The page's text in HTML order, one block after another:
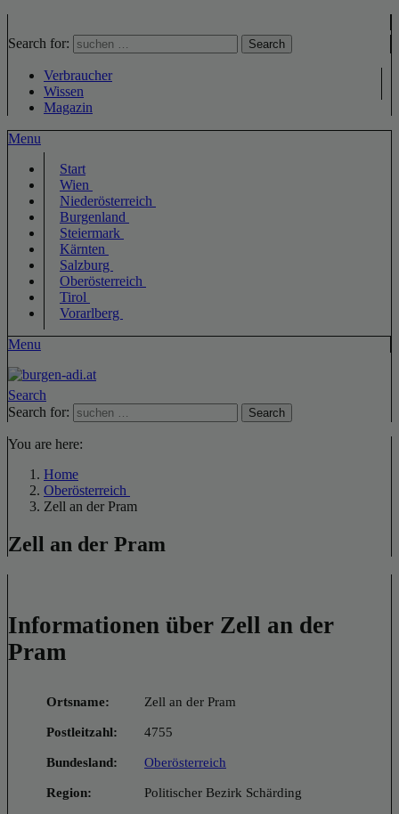
Search for: Search
Verbraucher
Wissen
Magazin
Menu
Start
Wien
Niederösterreich
Burgenland
Steiermark
Kärnten
Salzburg
Oberösterreich
Tirol
Vorarlberg
Menu
Search
Search for:
Search
You are here:
Home
Oberösterreich
Zell an der Pram
Zell an der Pram
Informationen über Zell an der
Pram
Ortsname: Zell an der Pram
Postleitzahl: 4755
Bundesland: Oberösterreich
Region: Politischer Bezirk Schärding